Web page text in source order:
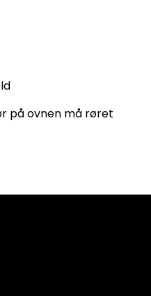
på ovnen må røret